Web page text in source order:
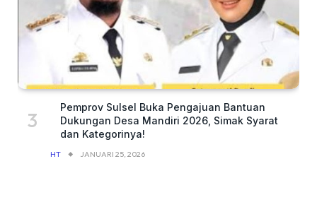
Pemprov Sulsel Buka Pengajuan Bantuan
Dukungan Desa Mandiri 2026, Simak Syarat
dan Kategorinya!
HT JANUARI 25, 2026